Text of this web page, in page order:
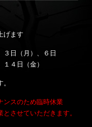
げます
日（月）、６日
４日（金）
ンスのため臨時休業
させていただきます。